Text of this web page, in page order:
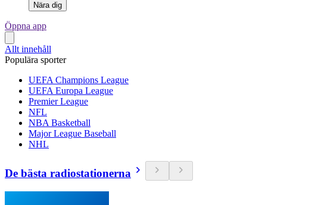
Nära dig
Öppna app
Allt innehåll
Populära sporter
UEFA Champions League
UEFA Europa League
Premier League
NFL
NBA Basketball
Major League Baseball
NHL
De bästa radiostationerna